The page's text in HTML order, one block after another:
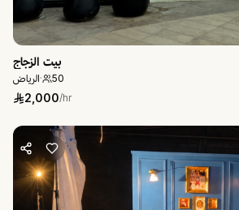
بيت الزجاج
الرياض· 50
2,000/hr